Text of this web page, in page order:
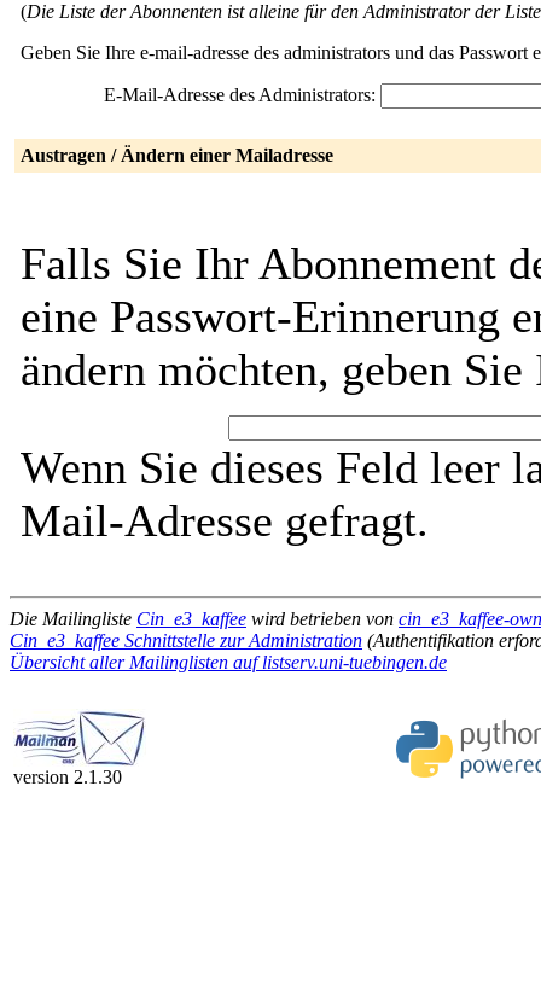
(Die Liste der Abonnenten ist alleine für den Administrator der
Geben Sie Ihre e-mail-adresse des administrators und das
E-Mail-Adresse des Administrators:
Austragen / Ändern einer Mailadresse
Falls Sie Ihr Abonnement
eine Passwort-Erinnerung
ändern möchten, geben
Wenn Sie dieses Feld leer
Mail-Adresse gefragt.
Die Mailingliste Cin_e3_kaffee wird betrieben von cin_e3_kaffee-
Cin_e3_kaffee Schnittstelle zur Administration (Authentifikation
Übersicht aller Mailinglisten auf listserv.uni-tuebingen.de
version 2.1.30